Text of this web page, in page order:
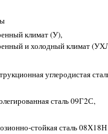
климат (У),
и холодный климат
углеродистая
сталь 09Г2С,
стойкая сталь